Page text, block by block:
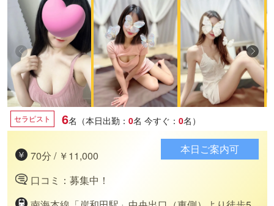
セラピスト 6名（本日出勤： 0名 今すぐ： 0名）
70分 / ￥11,000
口コミ：募集中！
本日ご案内可